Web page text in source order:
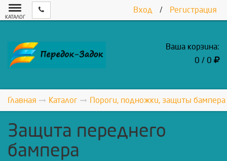
Вход / Регистрация
КАТАЛОГ
Ваша корзина:
0 / 0
Главная Каталог Пороги, подножки, защиты
Защита переднего
бампера